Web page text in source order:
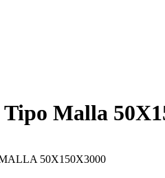
Malla
50X150X3000